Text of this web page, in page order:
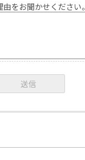
をお聞かせください。